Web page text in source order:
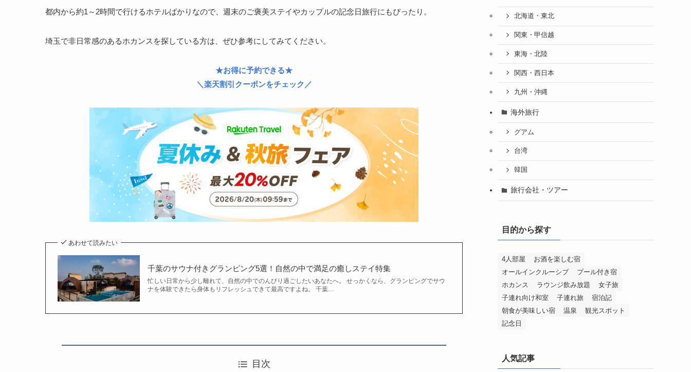
都内から約1～2時間で行けるホテルばかりなので、週末のご褒美ステイやカップルの記念日旅行にもぴったり。
埼玉で非日常感のあるホカンスを探している方は、ぜひ参考にしてみてください。
★お得に予約できる★
＼楽天割引クーポンをチェック／
あわせて読みたい
千葉のサウナ付きグランピング5選！自然の中で満足の癒しステイ特集
忙しい日常から少し離れて、自然の中でのんびり過ごしたいあなたへ。 せっかくなら、グランピングでサウ
ナを体験できたら身体もリフレッシュできて最高ですよね。 千葉…
目次
北海道・東北
関東・甲信越
東海・北陸
関西・西日本
九州・沖縄
海外旅行
グアム
台湾
韓国
旅行会社・ツアー
目的から探す
4人部屋
お酒を楽しむ宿
オールインクルーシブ
プール付き宿
ホカンス
ラウンジ飲み放題
女子旅
子連れ向け和室
子連れ旅
宿泊記
朝食が美味しい宿
温泉
観光スポット
記念日
人気記事